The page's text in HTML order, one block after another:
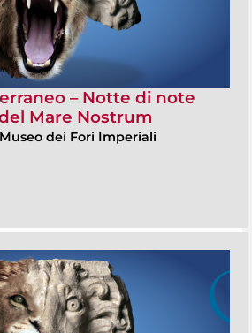
– Notte di note
Mare Nostrum
dei Fori Imperiali